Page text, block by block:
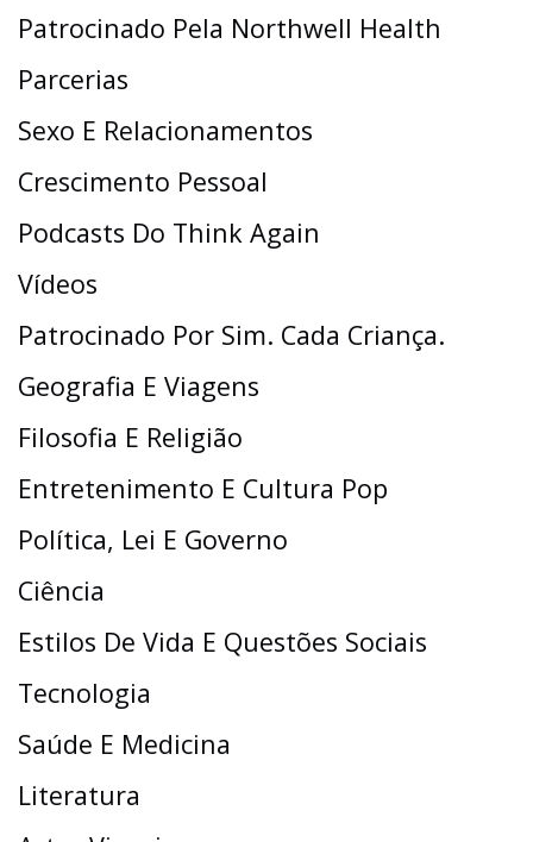
Patrocinado Pela Northwell Health
Parcerias
Sexo E Relacionamentos
Crescimento Pessoal
Podcasts Do Think Again
Vídeos
Patrocinado Por Sim. Cada Criança.
Geografia E Viagens
Filosofia E Religião
Entretenimento E Cultura Pop
Política, Lei E Governo
Ciência
Estilos De Vida E Questões Sociais
Tecnologia
Saúde E Medicina
Literatura